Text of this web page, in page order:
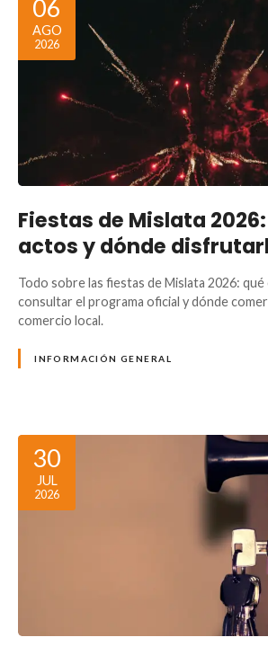
06
AGO
2026
Fiestas de Mislata
actos y dónde
Todo sobre las fiestas de Mislata 2026: qué
consultar el programa oficial y dónde
comercio local.
INFORMACIÓN GENERAL
30
JUL
2026